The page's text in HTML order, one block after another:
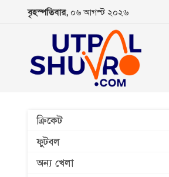
বৃহস্পতিবার, ০৬ আগস্ট ২০২৬
ক্রিকেট
ফুটবল
অন্য খেলা